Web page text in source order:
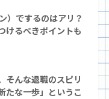
）でするのはアリ？
けるべきポイントも
そんな退職のスピリ
たな一歩」というこ